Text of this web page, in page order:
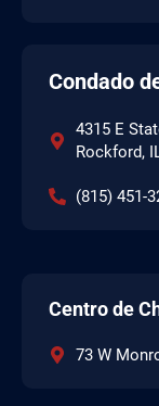
Condado
4315 E
Rockford,
(815) 451-
Centro de
73 W